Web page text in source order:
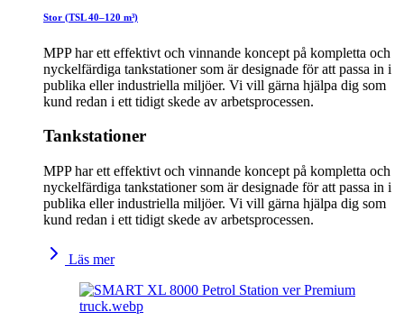
Stor (TSL 40–120 m³)
MPP har ett effektivt och vinnande koncept på kompletta och
nyckelfärdiga tankstationer som är designade för att passa in i
publika eller industriella miljöer. Vi vill gärna hjälpa dig som
kund redan i ett tidigt skede av arbetsprocessen.
Tankstationer
MPP har ett effektivt och vinnande koncept på kompletta och
nyckelfärdiga tankstationer som är designade för att passa in i
publika eller industriella miljöer. Vi vill gärna hjälpa dig som
kund redan i ett tidigt skede av arbetsprocessen.
Läs mer